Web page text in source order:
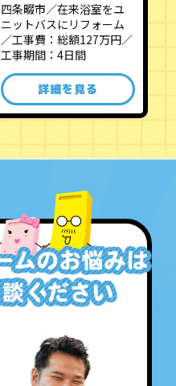
四条畷市／在来浴室をユ
ニットバスにリフォーム
／工事費：総額127万円／
工事期間：4日間
詳細を見る